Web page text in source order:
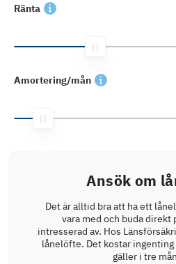
Ränta
Amortering/mån
Ansök om
Det är alltid bra att ha ett
vara med och buda direkt
intresserad av. Hos
lånelöfte. Det kostar
gäller i tre